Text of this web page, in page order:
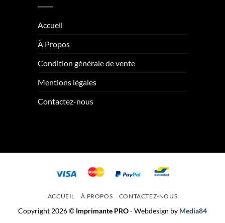
Accueil
À Propos
Condition générale de vente
Mentions légales
Contactez-nous
ACCUEIL À PROPOS CONTACTEZ-NOUS
Copyright 2026 © Imprimante PRO- Webdesign by Media84